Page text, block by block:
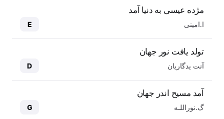
مژده عیسی به دنیا آمد
ا.امینی E
تولد یافت نور جهان
آنت یدگاریان D
آمد مسیح اندر جهان
گ.نوراللـه G